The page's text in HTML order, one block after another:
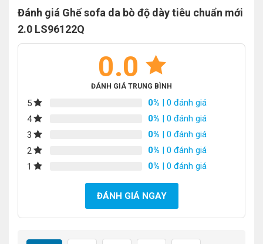
Đánh giá Ghế sofa da bò độ dày tiêu chuẩn mới
2.0 LS96122Q
0.0
ĐÁNH GIÁ TRUNG BÌNH
5 0% | 0 đánh giá
4
0% | 0 đánh giá
3
0% | 0 đánh giá
2
0% | 0 đánh giá
1
0% | 0 đánh giá
ĐÁNH GIÁ NGAY